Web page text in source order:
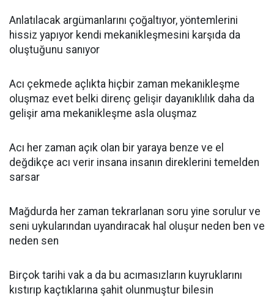
Anlatılacak argümanlarını çoğaltıyor, yöntemlerini
hissiz yapıyor kendi mekanikleşmesini karşıda da
oluştuğunu sanıyor
Acı çekmede açlıkta hiçbir zaman mekanikleşme
oluşmaz evet belki direnç gelişir dayanıklılık daha da
gelişir ama mekanikleşme asla oluşmaz
Acı her zaman açık olan bir yaraya benze ve el
değdikçe acı verir insana insanın direklerini temelden
sarsar
Mağdurda her zaman tekrarlanan soru yine sorulur ve
seni uykularından uyandıracak hal oluşur neden ben ve
neden sen
Birçok tarihi vak a da bu acımasızların kuyruklarını
kıstırıp kaçtıklarına şahit olunmuştur bilesin